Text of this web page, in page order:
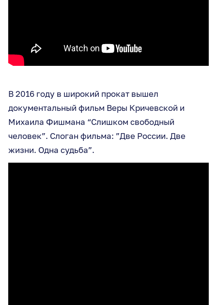
В 2016 году в широкий прокат вышел
документальный фильм Веры Кричевской и
Михаила Фишмана “Слишком свободный
человек”. Слоган фильма: ”Две России. Две
жизни. Одна судьба”.